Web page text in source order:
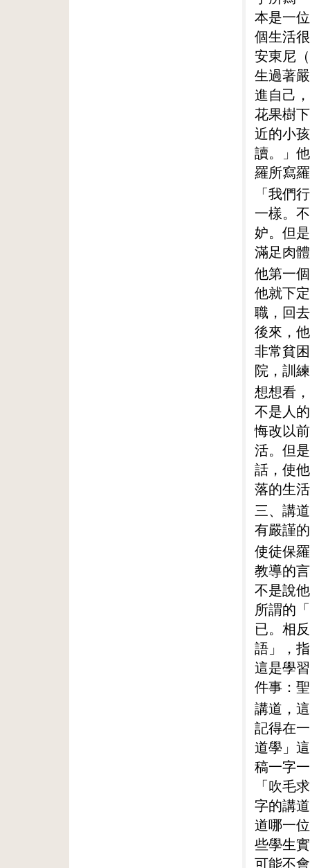
本是一
個生活
安東尼
生過著
進自己
花果樹
近的小
讀。」
羅所寫
「我們
一樣。
妒。但
滿足肉
他第一
他就下
職，回
後來，
非常貧
院，訓
想想看
不是人
悔改以
活。但
話，使
落的生
三、講
有嚴謹
使徒保
教導的
不是說
所謂的
已。相
語」，
這是學
件事：
講道，
記得在
道學」
稿一字
「吹毛
字的講
道哪一
些學生
可能不